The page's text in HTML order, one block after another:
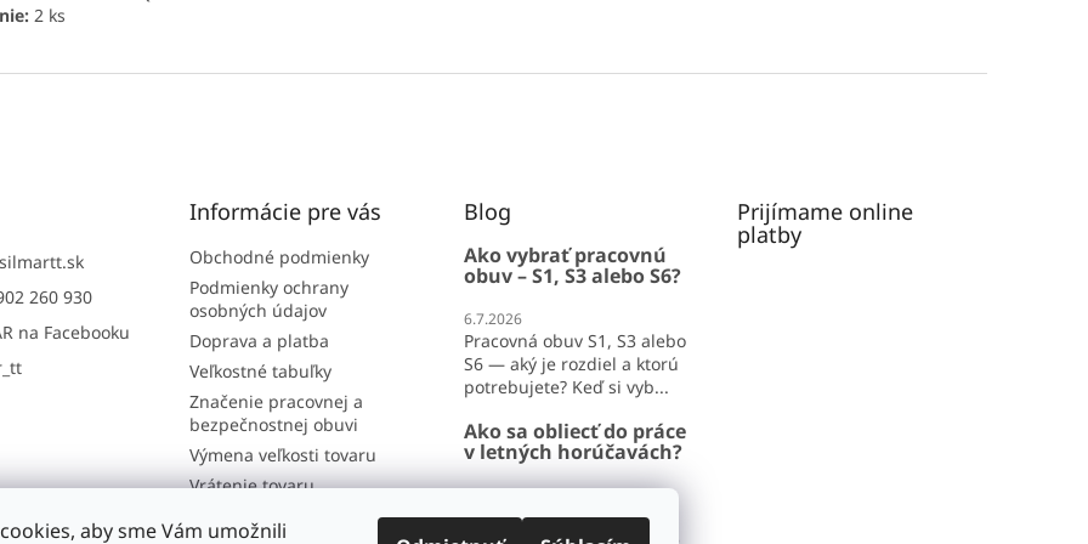
aby sme Vám umožnili
2 ks
silmartt.sk
260 930
na Facebooku
Informácie pre vás
Obchodné podmienky
Podmienky ochrany
osobných údajov
Doprava a platba
Veľkostné tabuľky
Značenie pracovnej a
bezpečnostnej obuvi
Výmena veľkosti tovaru
Vrátenie tovaru
Blog
Ako vybrať pracovnú
obuv – S1, S3 alebo S6?
6.7.2026
Pracovná obuv S1, S3 alebo
S6 — aký je rozdiel a ktorú
potrebujete? Keď si vyb...
Ako sa obliecť do práce
v letných horúčavách?
26.6.2026
Ako sa obliecť do práce v
lete? Poradíme, čo zvládne
Prijímame online
platby